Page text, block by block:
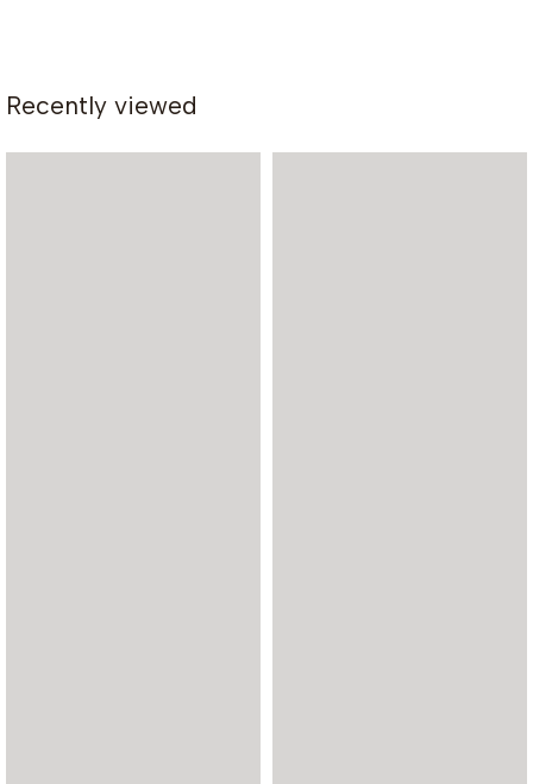
Recently viewed